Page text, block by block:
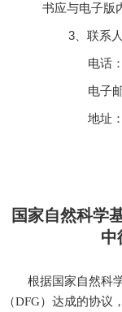
书应与电子版
3 、联系
电话
电子
地址
国家自然科学
中
根据国家自然科学
（DFG）达成的协议